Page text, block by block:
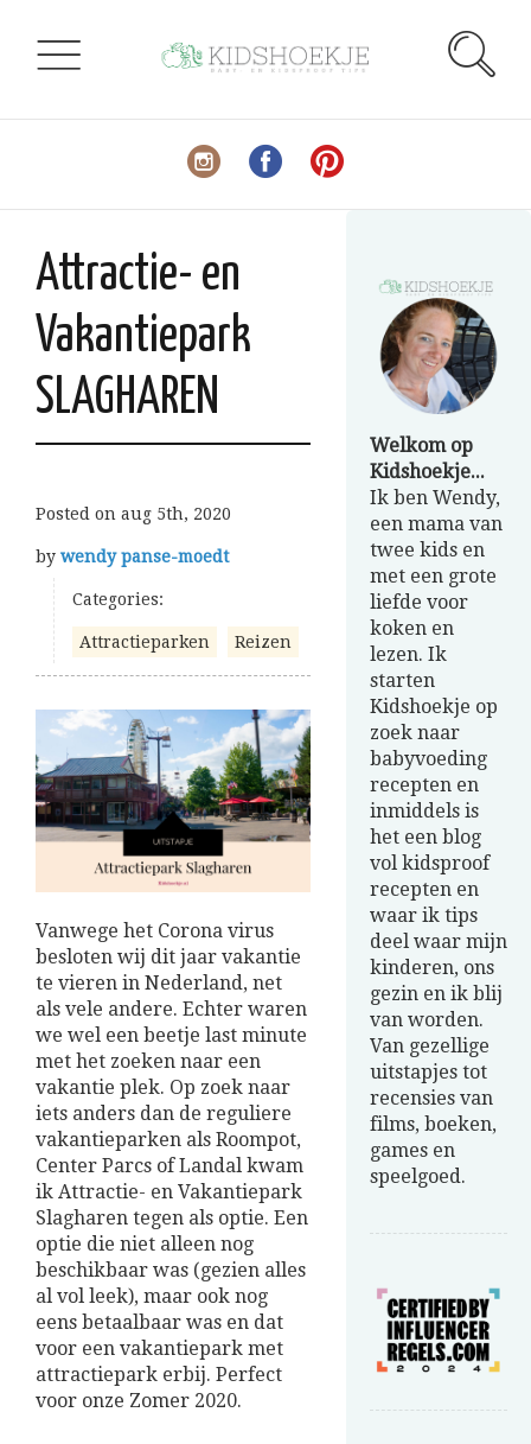
Attractie- en
Vakantiepark
SLAGHAREN
Posted on aug 5th, 2020
by wendy panse-moedt
Categories:
Attractieparken Reizen
Vanwege het Corona virus
besloten wij dit jaar vakantie
te vieren in Nederland, net
als vele andere. Echter waren
we wel een beetje last minute
met het zoeken naar een
vakantie plek. Op zoek naar
iets anders dan de reguliere
vakantieparken als Roompot,
Center Parcs of Landal kwam
ik Attractie- en Vakantiepark
Slagharen tegen als optie. Een
optie die niet alleen nog
beschikbaar was (gezien alles
al vol leek), maar ook nog
eens betaalbaar was en dat
voor een vakantiepark met
attractiepark erbij. Perfect
voor onze Zomer 2020.
Welkom op
Kidshoekje...
Ik ben Wendy,
een mama van
twee kids en
met een grote
liefde voor
koken en
lezen. Ik
starten
Kidshoekje op
zoek naar
babyvoeding
recepten en
inmiddels is
het een blog
vol kidsproof
recepten en
waar ik tips
deel waar mijn
kinderen, ons
gezin en ik blij
van worden.
Van gezellige
uitstapjes tot
recensies van
films, boeken,
games en
speelgoed.